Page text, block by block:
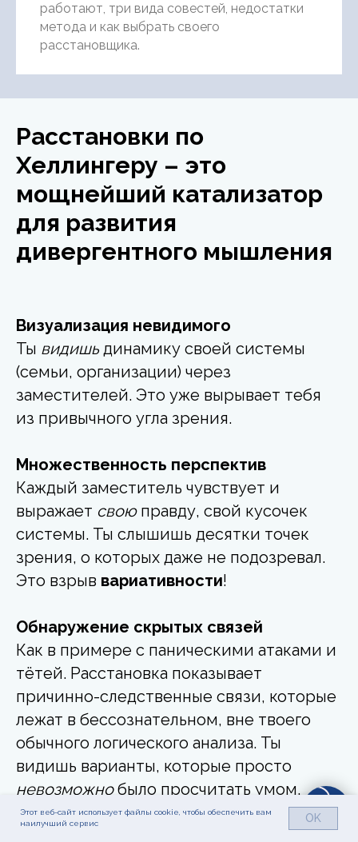
работают, три вида совестей, недостатки
метода и как выбрать своего
расстановщика.
Расстановки по
Хеллингеру – это
мощнейший катализатор
для развития
дивергентного мышления
Визуализация невидимого
Ты видишьдинамику своей системы
(семьи, организации) через
заместителей. Это уже вырывает тебя
из привычного угла зрения.
Множественность перспектив
Каждый заместитель чувствует и
выражает своюправду, свой кусочек
системы. Ты слышишь десятки точек
зрения, о которых даже не подозревал.
Это взрыв вариативности!
Обнаружение скрытых связей
Как в примере с паническими атаками и
тётей. Расстановка показывает
причинно-следственные связи, которые
лежат в бессознательном, вне твоего
обычного логического анализа. Ты
видишь варианты, которые просто
невозможнобыло просчитать умом.
Этот веб-сайт использует файлы cookie, чтобы обеспечить вам
наилучший сервис
OK